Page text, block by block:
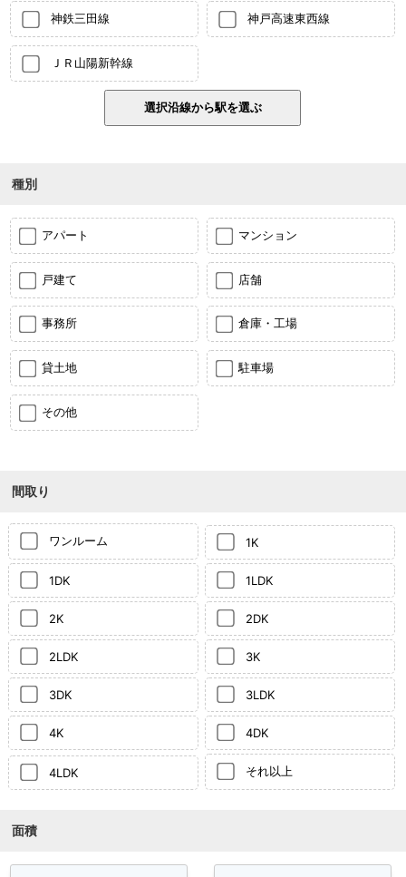
神鉄三田線 神戸高速東西線
ＪＲ山陽新幹線
種別
アパート マンション
戸建て 店舗
事務所 倉庫・工場
貸土地 駐車場
その他
間取り
ワンルーム 1K
1DK 1LDK
2K 2DK
2LDK 3K
3DK 3LDK
4K 4DK
4LDK それ以上
面積